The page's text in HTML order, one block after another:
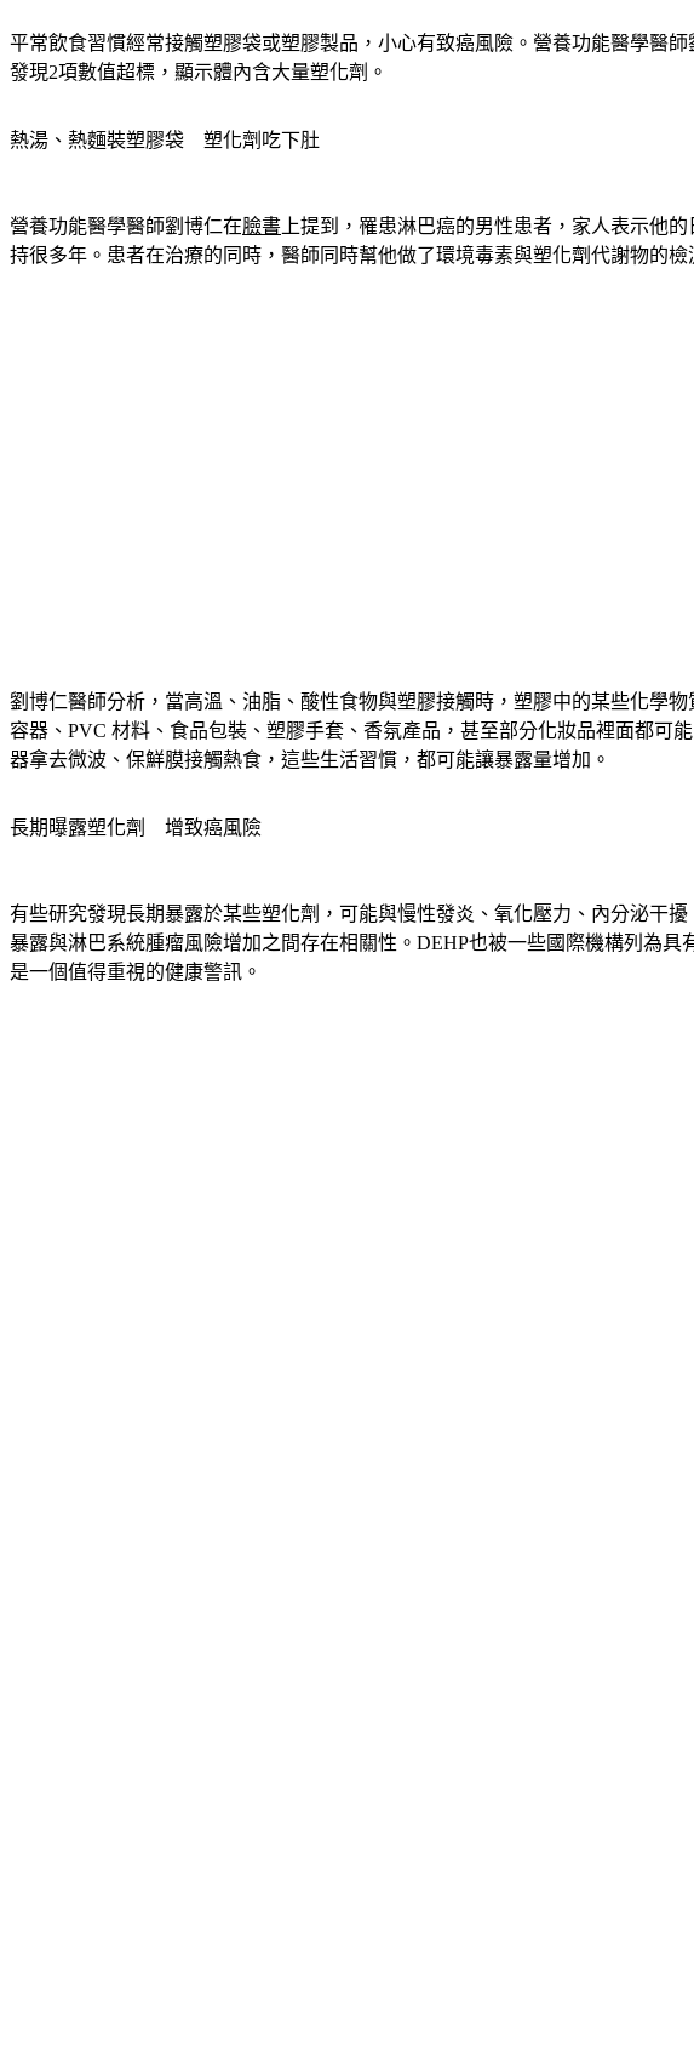
平常飲食習慣經常接觸塑膠袋或塑膠製品，小心有致癌風險。營養功能醫學醫
發現2項數值超標，顯示體內含大量塑化劑。
熱湯、熱麵裝塑膠袋　塑化劑吃下肚
營養功能醫學醫師劉博仁在臉書 上提到，罹患淋巴癌的男性患者，家人表示他
持很多年。患者在治療的同時，醫師同時幫他做了環境毒素與塑化劑代謝物的
劉博仁醫師分析，當高溫、油脂、酸性食物與塑膠接觸時，塑膠中的某些化學
容器、PVC 材料、食品包裝、塑膠手套、香氛產品，甚至部分化妝品裡面都
器拿去微波、保鮮膜接觸熱食，這些生活習慣，都可能讓暴露量增加。
長期曝露塑化劑　增致癌風險
有些研究發現長期暴露於某些塑化劑，可能與慢性發炎、氧化壓力、內分泌干
暴露與淋巴系統腫瘤風險增加之間存在相關性。DEHP也被一些國際機構列為
是一個值得重視的健康警訊。